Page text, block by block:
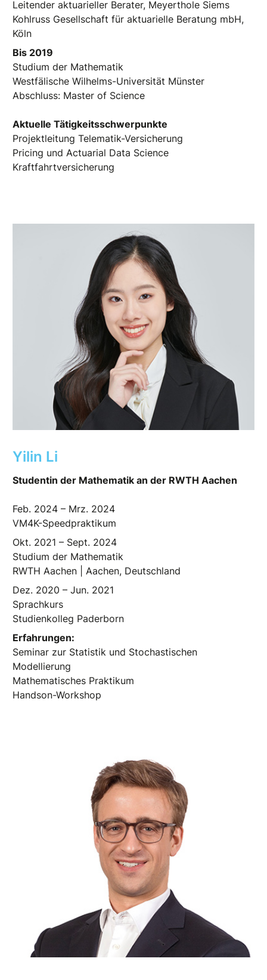
Leitender aktuarieller Berater, Meyerthole Siems
Kohlruss Gesellschaft für aktuarielle Beratung mbH,
Köln
Bis 2019
Studium der Mathematik
Westfälische Wilhelms-Universität Münster
Abschluss: Master of Science
Aktuelle Tätigkeitsschwerpunkte
Projektleitung Telematik-Versicherung
Pricing und Actuarial Data Science
Kraftfahrtversicherung
Yilin Li
Studentin der Mathematik an der RWTH Aachen
Feb. 2024 – Mrz. 2024
VM4K-Speedpraktikum
Okt. 2021 – Sept. 2024
Studium der Mathematik
RWTH Aachen | Aachen, Deutschland
Dez. 2020 – Jun. 2021
Sprachkurs
Studienkolleg Paderborn
Erfahrungen:
Seminar zur Statistik und Stochastischen
Modellierung
Mathematisches Praktikum
Handson-Workshop